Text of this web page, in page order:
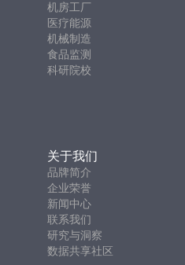
系到产品储存条件和食品安
足 GMP 等规范，对温湿度及洁
异常可能导致设备过热、凝露或
存在以下问题：
机房工厂
医疗能源
机械制造
食品监测
科研院校
关于我们
品牌简介
企业荣誉
新闻中心
联系我们
研究与洞察
数据共享社区